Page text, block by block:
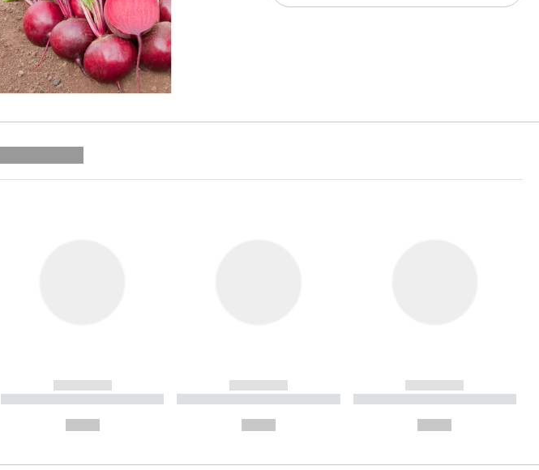
------------
----------- ----------- ----------
------------
----------- ----------- ----------
------------
----------- ----------- ----------